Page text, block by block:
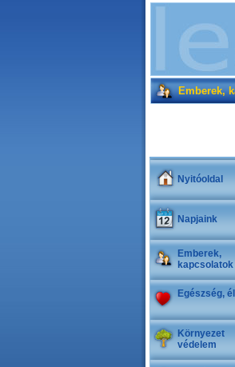
Emberek,
Nyitóoldal
Napjaink
Emberek,
kapcsolatok
Egészség,
Környezet
védelem